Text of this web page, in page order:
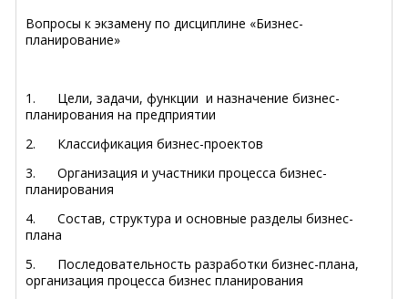
Вопросы к экзамену по дисциплине «Бизнес-
планирование»
1. Цели, задачи, функции и назначение бизнес-
планирования на предприятии
2. Классификация бизнес-проектов
3. Организация и участники процесса бизнес-
планирования
4. Состав, структура и основные разделы бизнес-
плана
5. Последовательность разработки бизнес-плана,
организация процесса бизнес планирования